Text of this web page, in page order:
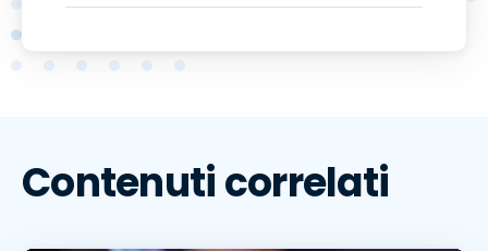
Contenuti correlati